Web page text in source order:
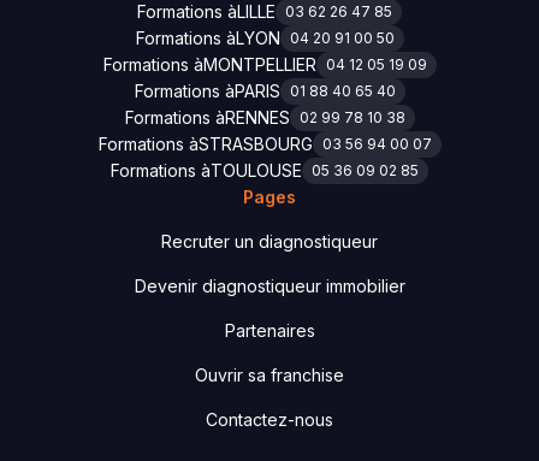
Formations àLILLE 03 62 26 47 85
Formations àLYON 04 20 91 00 50
Formations àMONTPELLIER 04 12 05 19 09
Formations àPARIS 01 88 40 65 40
Formations àRENNES 02 99 78 10 38
Formations àSTRASBOURG 03 56 94 00 07
Formations àTOULOUSE 05 36 09 02 85
Pages
Recruter un diagnostiqueur
Devenir diagnostiqueur immobilier
Partenaires
Ouvrir sa franchise
Contactez-nous